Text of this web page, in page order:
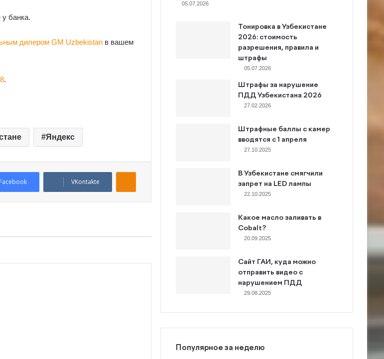
у банка.
дилером GM Uzbekistanв вашем
.
Яндекс
Facebook VKontakte
05.07.2026
Тонировка в Узбекистане
2026: стоимость
разрешения, правила и
штрафы
05.07.2026
Штрафы за нарушение
ПДД Узбекистана 2026
27.02.2026
Штрафные баллы с камер
вводятся с 1 апреля
27.10.2025
В Узбекистане смягчили
запрет на LED лампы
22.10.2025
Какое масло заливать в
Cobalt?
20.09.2025
Сайт ГАИ, куда можно
отправить видео с
нарушением ПДД
29.08.2025
Популярное за неделю